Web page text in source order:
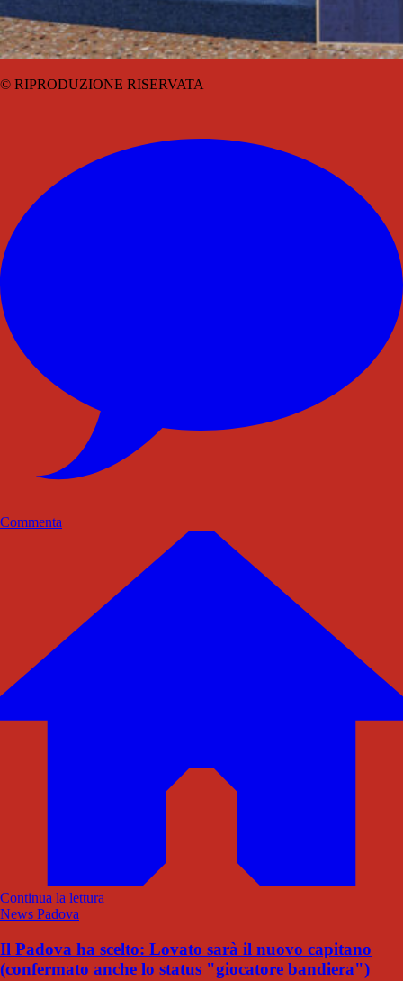
© RIPRODUZIONE RISERVATA
Commenta
Continua la lettura
News Padova
Il Padova ha scelto: Lovato sarà il nuovo capitano
(confermato anche lo status "giocatore bandiera")